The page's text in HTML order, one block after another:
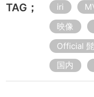
TAG； iri
映像
Official
国内